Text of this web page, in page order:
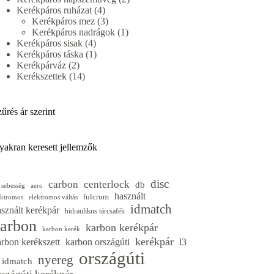
Kerékpáros ruházat 44
termék
Kerékpáros mez 33
termék
Kerékpáros nadrágok 11
Kerékpáros sisak 44
termék
Kerékpáros táska 11
Kerékpárváz 22
termék
Kerékszettek 1414
ár szerint
keresett jellemzők
aero carbon centerlock db disc
elektromos váltás fulcrum
használt
kerékpár
hidraulikus tárcsafék idmatch
karbon kerék karbon kerékpár
kerékszett karbon országúti kerékpár l3
nyereg országúti